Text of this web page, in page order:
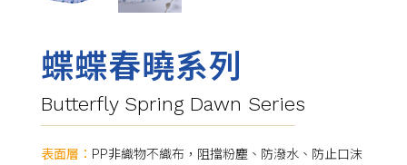
蝶蝶春曉系列
Butterfly Spring Dawn Series
表面層： PP非織物不織布，阻擋粉塵、防潑水、防止口沫